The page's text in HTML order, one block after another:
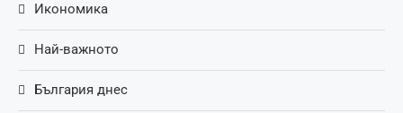
Икономика
Най-важното
България днес